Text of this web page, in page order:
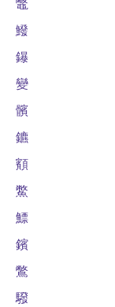
鱍
鑤
變
髕
鑣
顮
鱉
鰾
鑌
鷩
驋